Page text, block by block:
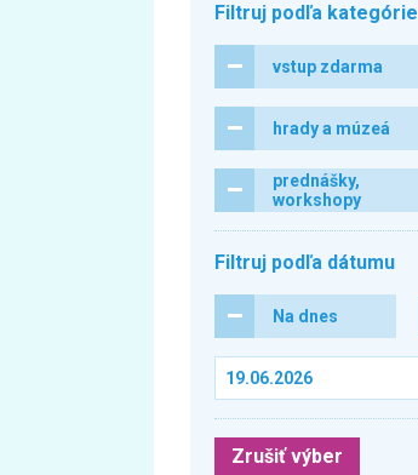
Filtruj podľa kategórie
vstup zdarma
hrady a múzeá
prednášky,
workshopy
Filtruj podľa dátumu
Na dnes
Zrušiť výber